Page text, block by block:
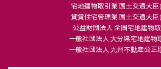
宅地建物取引業 国土交通大
賃貸住宅管理業 国土交通大
公益財団法人 全国宅地建物
一般社団法人 大分県宅地建物
一般社団法人 九州不動産公正